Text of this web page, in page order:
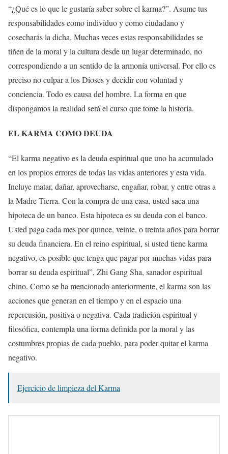
“¿Qué es lo que le gustaría saber sobre el karma?”. Asume tus
responsabilidades como individuo y como ciudadano y
cosecharás la dicha. Muchas veces estas responsabilidades se
tiñen de la moral y la cultura desde un lugar determinado, no
correspondiendo a un sentido de la armonía universal. Por ello es
preciso no culpar a los Dioses y decidir con voluntad y
conciencia. Todo es causa del hombre. La forma en que
dispongamos la realidad será el curso que tome la historia.
EL KARMA COMO DEUDA
“El karma negativo es la deuda espiritual que uno ha acumulado
en los propios errores de todas las vidas anteriores y esta vida.
Incluye matar, dañar, aprovecharse, engañar, robar, y entre otras a
la Madre Tierra. Con la compra de una casa, usted saca una
hipoteca de un banco. Esta hipoteca es su deuda con el banco.
Usted paga cada mes por quince, veinte, o treinta años para borrar
su deuda financiera. En el reino espiritual, si usted tiene karma
negativo, es posible que tenga que pagar por muchas vidas para
borrar su deuda espiritual”, Zhi Gang Sha, sanador espiritual
chino. Como se ha mencionado anteriormente, el karma son las
acciones que generan en el tiempo y en el espacio una
repercusión, positiva o negativa. Cada tradición espiritual y
filosófica, contempla una forma definida por la moral y las
costumbres propias de cada pueblo, para poder quitar el karma
negativo.
Ejercicio de limpieza del Karma